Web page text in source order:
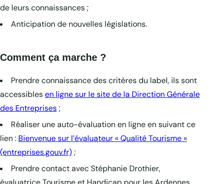
de leurs connaissances ;
Anticipation de nouvelles législations.
Comment ça marche ?
Prendre connaissance des critères du label, ils sont
accessiblesen ligne sur le site de la Direction Générale
des Entreprises ;
Réaliser une auto-évaluation en ligne en suivant ce
lien : Bienvenue sur l’évaluateur « Qualité Tourisme »
(entreprises.gouv.fr) ;
Prendre contact avec Stéphanie Drothier,